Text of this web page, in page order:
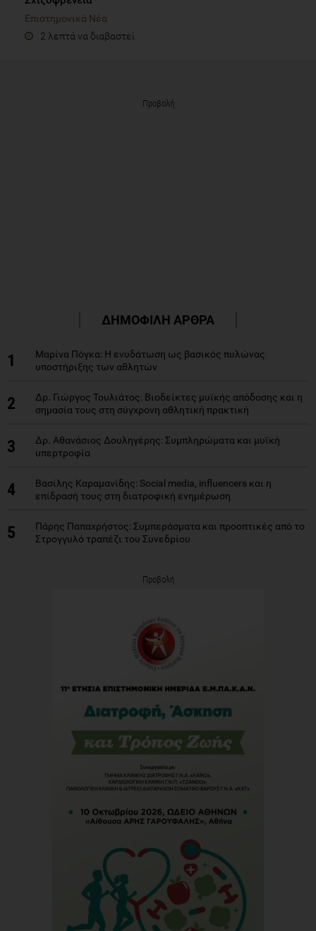
Επιστημονικά Νέα
2 λεπτά να διαβαστεί
Προβολή
ΔΗΜΟΦΙΛΗ ΑΡΘΡΑ
1
Μαρίνα Πόγκα: Η ενυδάτωση ως βασικός πυλώνας
υποστήριξης των αθλητών
2
Δρ. Γιώργος Τουλιάτος: Βιοδείκτες μυϊκής απόδοσης και η
σημασία τους στη σύγχρονη αθλητική πρακτική
3
Δρ. Αθανάσιος Δουληγέρης: Συμπληρώματα και μυϊκή
υπερτροφία
4
Βασίλης Καραμανίδης: Social media, influencers και η
επίδρασή τους στη διατροφική ενημέρωση
5
Πάρης Παπαχρήστος: Συμπεράσματα και προοπτικές από το
Στρογγυλό τραπέζι του Συνεδρίου
Προβολή